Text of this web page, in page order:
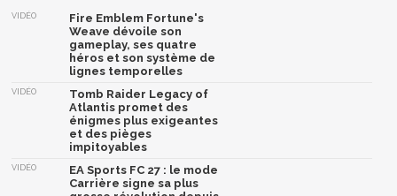
VIDÉO
Fire Emblem Fortune's
Weave dévoile son
gameplay, ses quatre
héros et son système de
lignes temporelles
VIDÉO
Tomb Raider Legacy of
Atlantis promet des
énigmes plus exigeantes
et des pièges
impitoyables
VIDÉO
EA Sports FC 27 : le mode
Carrière signe sa plus